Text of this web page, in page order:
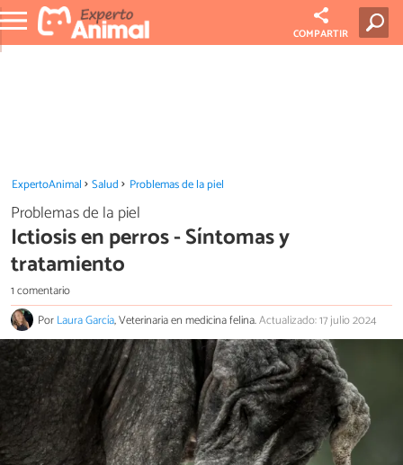
COMPARTIR
ExpertoAnimal Salud Problemas de la piel
Problemas de la piel
Ictiosis en perros - Síntomas y
tratamiento
1 comentario
PorLaura García, Veterinaria en medicina felina.Actualizado: 17 julio 2024